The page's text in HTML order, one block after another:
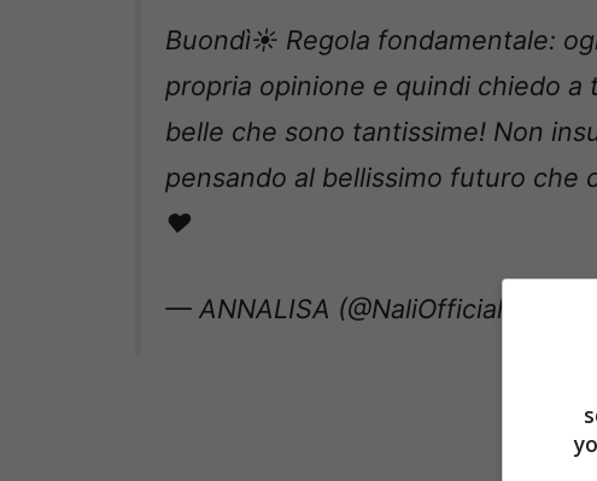
Buondì☀️ Regola fondamentale:
propria opinione e quindi chiedo
belle che sono tantissime! Non
pensando al bellissimo futuro che
❤️
— ANNALISA (@NaliOfficial)